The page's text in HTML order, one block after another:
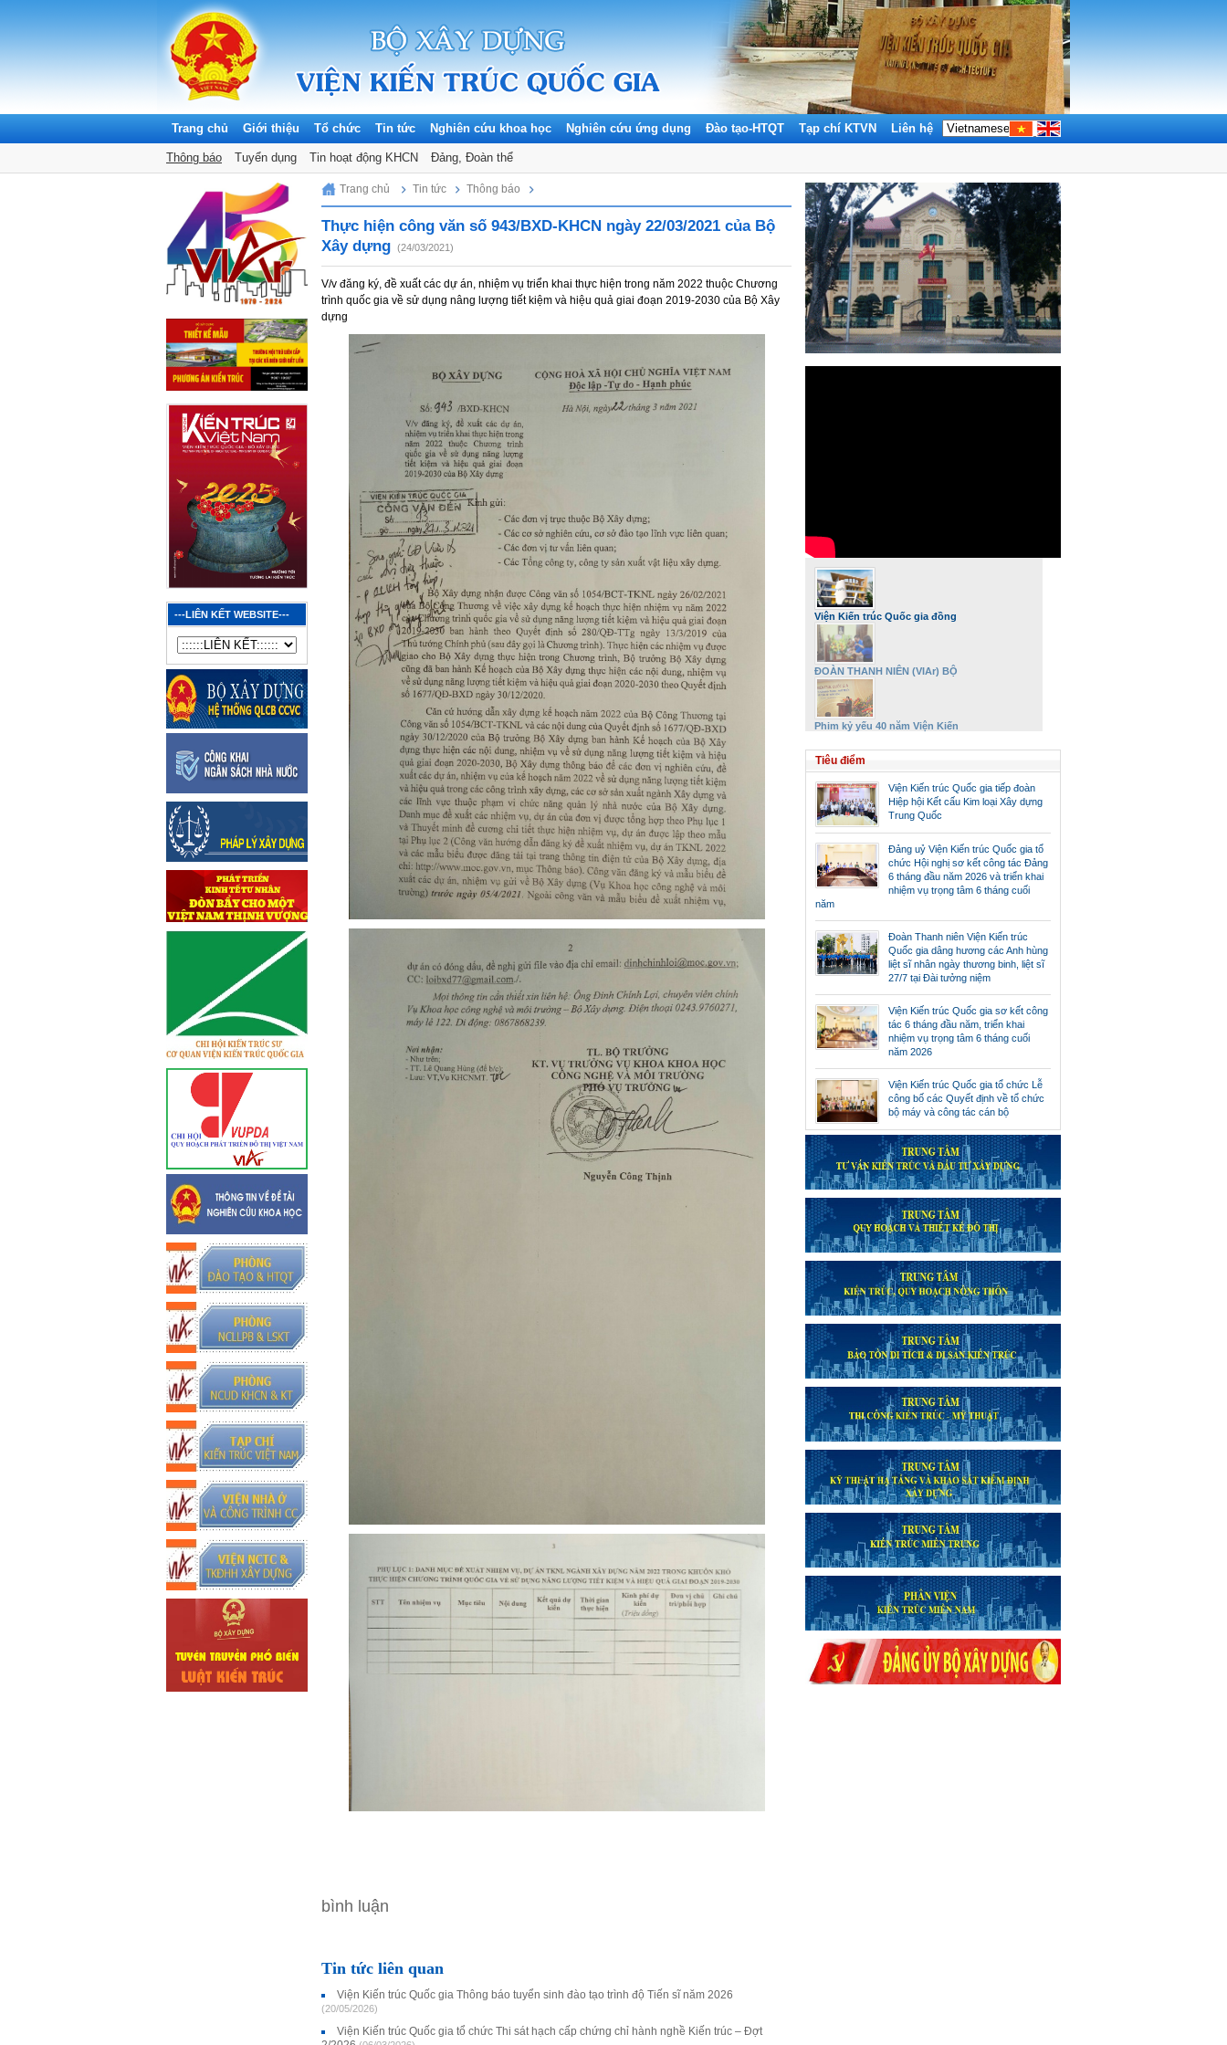
Trang chủ Giới thiệu Tổ chức Tin tức
Thông báo Tuyển dụng Tin hoạt động KHCN Đảng, Đoàn thể
Nghiên cứu khoa học Nghiên cứu ứng dụng Đào tạo-HTQT Tạp chí KTVN Liên hệ
Sunday, 09/08/2026
---LIÊN KẾT WEBSITE---
Trang chủ Tin tức Thông báo
Thực hiện công văn số 943/BXD-KHCN ngày 22/03/2021 của Bộ
Xây dựng (24/03/2021)
V/v đăng ký, đề xuất các dự án, nhiệm vụ triển khai thực hiện trong năm 2022 thuộc Chương
trình quốc gia về sử dụng nâng lượng tiết kiệm và hiệu quả giai đoạn 2019-2030 của Bộ Xây
dựng
bình luận
Tin tức liên quan
Viện Kiến trúc Quốc gia Thông báo tuyển sinh đào tạo trình độ Tiến sĩ năm 2026
(20/05/2026)
Viện Kiến trúc Quốc gia tổ chức Thi sát hạch cấp chứng chỉ hành nghề Kiến trúc – Đợt
Viện Kiến trúc Quốc gia đồng
hành và phát triển
ĐOÀN THANH NIÊN (VIAr) BỘ
XÂY DỰNG DÂNG HƯƠNG VÀ TRI
ÂN ĐẠI TƯỚNG VÕ NGUYÊN
GIÁP NHÂN DỊP 27/7
Phim kỷ yếu 40 năm Viện Kiến
Tiêu điểm
Viện Kiến trúc Quốc gia tiếp đoàn
Hiệp hội Kết cấu Kim loại Xây dựng
Trung Quốc
Đảng uỷ Viện Kiến trúc Quốc gia tổ
chức Hội nghị sơ kết công tác Đảng
6 tháng đầu năm 2026 và triển khai
nhiệm vụ trọng tâm 6 tháng cuối
năm
Đoàn Thanh niên Viện Kiến trúc
Quốc gia dâng hương các Anh hùng
liệt sĩ nhân ngày thương binh, liệt sĩ
27/7 tại Đài tưởng niệm
Viện Kiến trúc Quốc gia sơ kết công
tác 6 tháng đầu năm, triển khai
nhiệm vụ trọng tâm 6 tháng cuối
năm 2026
Viện Kiến trúc Quốc gia tổ chức Lễ
công bố các Quyết định về tổ chức
bộ máy và công tác cán bộ